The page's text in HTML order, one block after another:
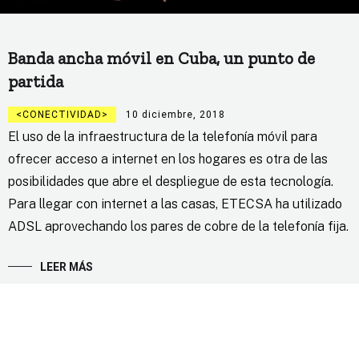
Banda ancha móvil en Cuba, un punto de
partida
CONECTIVIDAD 10 diciembre, 2018
El uso de la infraestructura de la telefonía móvil para
ofrecer acceso a internet en los hogares es otra de las
posibilidades que abre el despliegue de esta tecnología.
Para llegar con internet a las casas, ETECSA ha utilizado
ADSL aprovechando los pares de cobre de la telefonía fija.
LEER MÁS